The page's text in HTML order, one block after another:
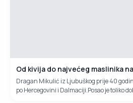
Od kivija do najvećeg maslinika
Dragan Mikulić iz Ljubuškog prije 40
po Hercegovini i Dalmaciji.Posao je toliko